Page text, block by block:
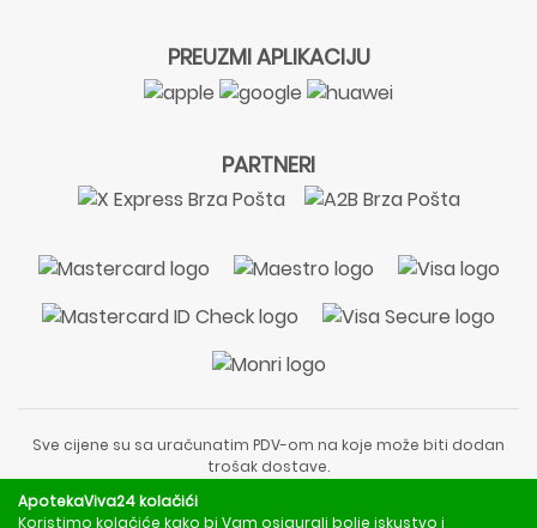
PREUZMI APLIKACIJU
PARTNERI
Sve cijene su sa uračunatim PDV-om na koje može biti dodan
trošak dostave.
liječnički pregled ili savjet farmaceuta.
ApotekaViva24 kolačići
Koristimo kolačiće kako bi Vam osigurali bolje iskustvo i